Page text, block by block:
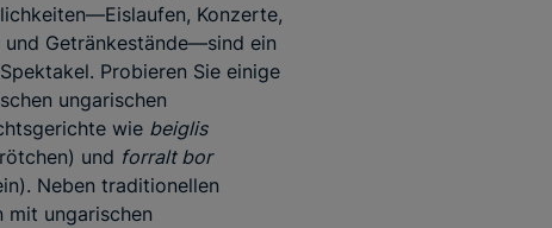
Konzerte,
und Getränkestände—sind ein
Probieren Sie einige
ungarischen
wie beiglis
und forralt bor
Neben traditionellen
mit ungarischen